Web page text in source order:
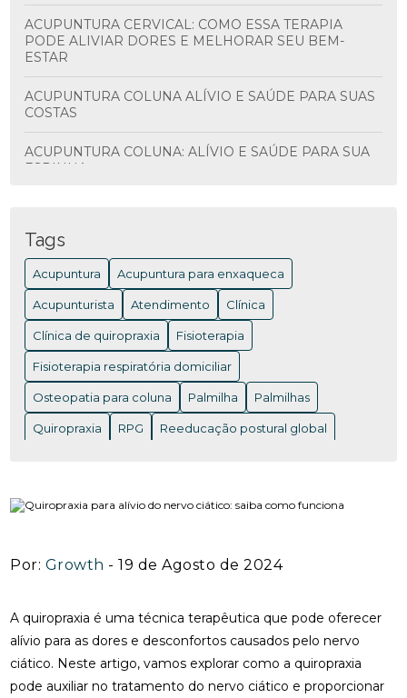
Por: Growth - 19 de Agosto de 2024
A quiropraxia é uma técnica terapêutica que pode oferecer
alívio para as dores e desconfortos causados pelo nervo
ciático. Neste artigo, vamos explorar como a quiropraxia
pode auxiliar no tratamento do nervo ciático e proporcionar
ACUPUNTURA CERVICAL: COMO ESSA TERAPIA
PODE ALIVIAR DORES E MELHORAR SEU BEM-
ESTAR
ACUPUNTURA COLUNA ALÍVIO E SAÚDE PARA SUAS
COSTAS
ACUPUNTURA COLUNA: ALÍVIO E SAÚDE PARA SUA
ESPINHA
ACUPUNTURA COLUNA: BENEFÍCIOS E COMO
FUNCIONA PARA ALIVIAR DORES
ACUPUNTURA EM NITERÓI: BENEFÍCIOS E ONDE
ENCONTRAR OS MELHORES PROFISSIONAIS
ACUPUNTURA EM NITERÓI: BENEFÍCIOS QUE VOCÊ
PRECISA CONHECER
ACUPUNTURA EM NITERÓI: DESCUBRA OS
BENEFÍCIOS DESSA TERAPIA MILENAR
BENEFÍCIOS E ENCONTRE OS MELHORES
INCRÍVEIS PARA ALÍVIO
ACUPUNTURA PARA ALIVIAR A DOR DO NERVO
CIÁTICO E MELHORAR A QUALIDADE DE VIDA
ACUPUNTURA PARA ALIVIAR DOR NO NERVO
CIÁTICO
Tags
Acupuntura Acupuntura para enxaqueca
Acupunturista Atendimento Clínica
Clínica de quiropraxia Fisioterapia
Fisioterapia respiratória domiciliar
Osteopatia para coluna Palmilha Palmilhas
Quiropraxia RPG Reeducação postural global
fisioterapia na reabilitação vestibular fisioterapia ocular
fisioterapia para labirinto
onde fazer fisioterapia respiratória osteopatia RJ